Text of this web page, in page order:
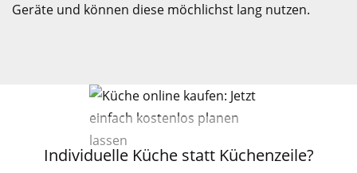
Geräte und können diese möchlichst lang nutzen.
Individuelle Küche statt Küchenzeile?